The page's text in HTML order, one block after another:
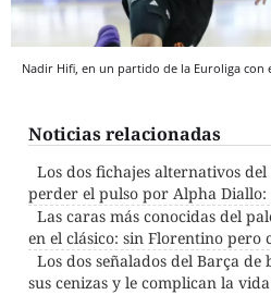
Nadir Hifi, en un partido de la Euroliga con
Noticias relacionadas
Los dos fichajes alternativos
perder el pulso por Alpha
Las caras más conocidas del
en el clásico: sin Florentino pero
Los dos señalados del Barça de
sus cenizas y le complican la